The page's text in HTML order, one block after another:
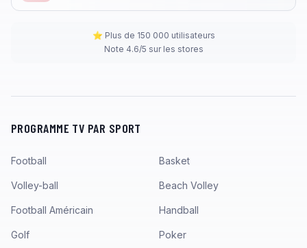
⭐ Plus de 150 000 utilisateurs
Note 4.6/5 sur les stores
PROGRAMME TV PAR SPORT
Football Basket
Volley-ball Beach Volley
Football Américain Handball
Golf Poker